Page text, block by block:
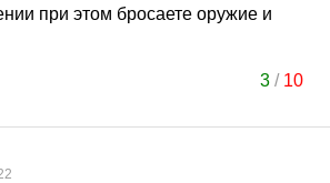
при этом бросаете оружие и
3 / 10